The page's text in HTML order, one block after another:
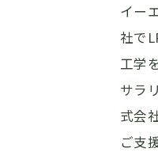
イー
社で
工学
サラ
式会
ご支